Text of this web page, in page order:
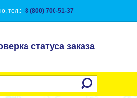
тел.: 8 (800) 700-51-37
статуса заказа